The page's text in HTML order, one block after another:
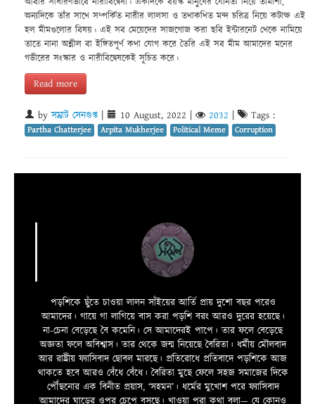
অন্যদিকে তাঁর সাথে সম্পর্কিত নারীর লালসা ও তথাকথিত মন্দ চরিত্র নিয়ে কটাক্ষ এই
হল মীমগুলোর বিষয়। এই সব মেয়েদের সাজগোজ করা ছবি ইন্টারনেট থেকে নামিয়ে
তাতে নানা অশ্লীল বা ইঙ্গিতপূর্ণ কথা যোগ করে তৈরি এই সব মীম আমাদের মনের
গভীরের সংস্কার ও নারীবিদ্বেষকেই সূচিত করে।
Read more
byসম্রাট সেনগুপ্ত 10 August, 2022 2032 Tags :
Partha Chatterjee Arpita Mukherjee Political Meme Corruption
পড়শিকে ছুঁতে চাওয়া লালন সাঁইয়ের আর্তি প্রায় দুশো বছর পরেও
আমাদের। গায়ে গা লাগিয়ে বাস করা পড়শি বরং আরও দুরের হয়েছে।
না-চেনা বেড়েছে বৈ কমেনি। সে আমাদেরই পাপে। তার ফলে বেড়েছে
অজ্ঞতা ফলে অবিশ্বাস। তার থেকে জন্ম নিয়েছে বৈরিতা। ধর্মীয় মৌলবাদ
আর রাষ্ট্রীয় ফ্যাসিবাদ ছোবল মারছে। প্রতিরোধে প্রতিবাদে পড়শিকে আজ
থাকতে হবে আরও বেঁধে বেঁধে। বৈরিতা মুছে ফেলে সহজ সমাজের দিকে
পৌঁছনোর এক বিনীত প্রয়াস, ‘সহমন’। ধর্মের মুখোশ পরে ফ্যাসিবাদ